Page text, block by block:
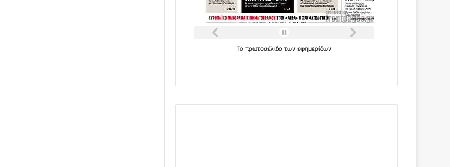
Ταπρωτοσέλιδατωνεφημερίδων